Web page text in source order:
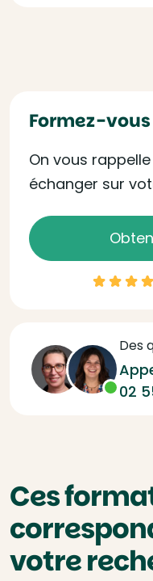
Formez-
On vous
échanger sur
Des
02
Ces
votre